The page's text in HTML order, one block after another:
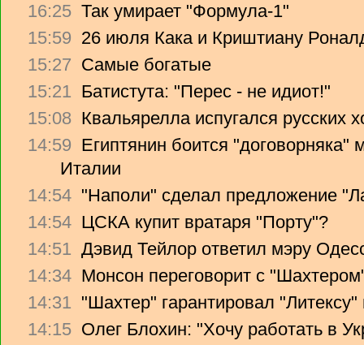
16:25 Так умирает "Формула-1"
15:59 26 июля Кака и Криштиану
15:27 Самые богатые
15:21 Батистута: "Перес - не идиот!"
15:08 Квальярелла испугался русских
14:59 Египтянин боится
Италии
14:54 "Наполи" сделал предложение
14:54 ЦСКА купит вратаря "Порту"?
14:51 Дэвид Тейлор ответил мэру
14:34 Монсон переговорит с
14:31 "Шахтер" гарантировал
14:15 Олег Блохин: "Хочу работать в